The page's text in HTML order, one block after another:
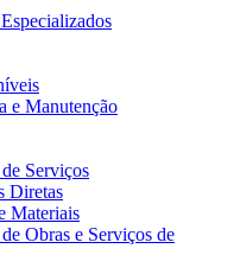
e Manutenção
Serviços
Diretas
Materiais
Obras e Serviços de